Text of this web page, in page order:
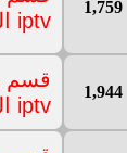
1,759
iptv المجانية
1,944
قسم
iptv المجانية